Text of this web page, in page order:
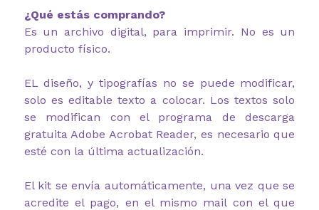
¿Qué estás comprando?
Es un archivo digital, para imprimir. No es un
producto físico.
EL diseño, y tipografías no se puede modificar,
solo es editable texto a colocar. Los textos solo
se modifican con el programa de descarga
gratuita Adobe Acrobat Reader, es necesario que
esté con la última actualización.
El kit se envía automáticamente, una vez que se
acredite el pago, en el mismo mail con el que